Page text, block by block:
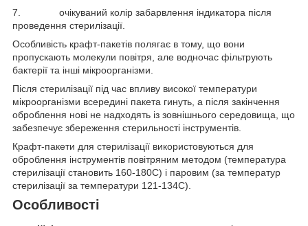
7. очікуваний колір забарвлення індикатора після
проведення стерилізації.
Особливість крафт-пакетів полягає в тому, що вони
пропускають молекули повітря, але водночас фільтрують
бактерії та інші мікроорганізми.
Після стерилізації під час впливу високої температури
мікроорганізми всередині пакета гинуть, а після закінчення
оброблення нові не надходять із зовнішнього середовища, що
забезпечує збереження стерильності інструментів.
Крафт-пакети для стерилізації використовуються для
оброблення інструментів повітряним методом (температура
стерилізації становить 160-180С) і паровим (за температур
стерилізації за температури 121-134С).
Особливості